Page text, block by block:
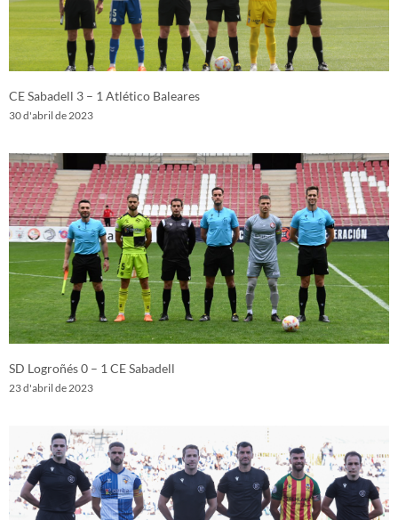
CE Sabadell 3 – 1 Atlético Baleares
30 d'abril de 2023
SD Logroñés 0 – 1 CE Sabadell
23 d'abril de 2023